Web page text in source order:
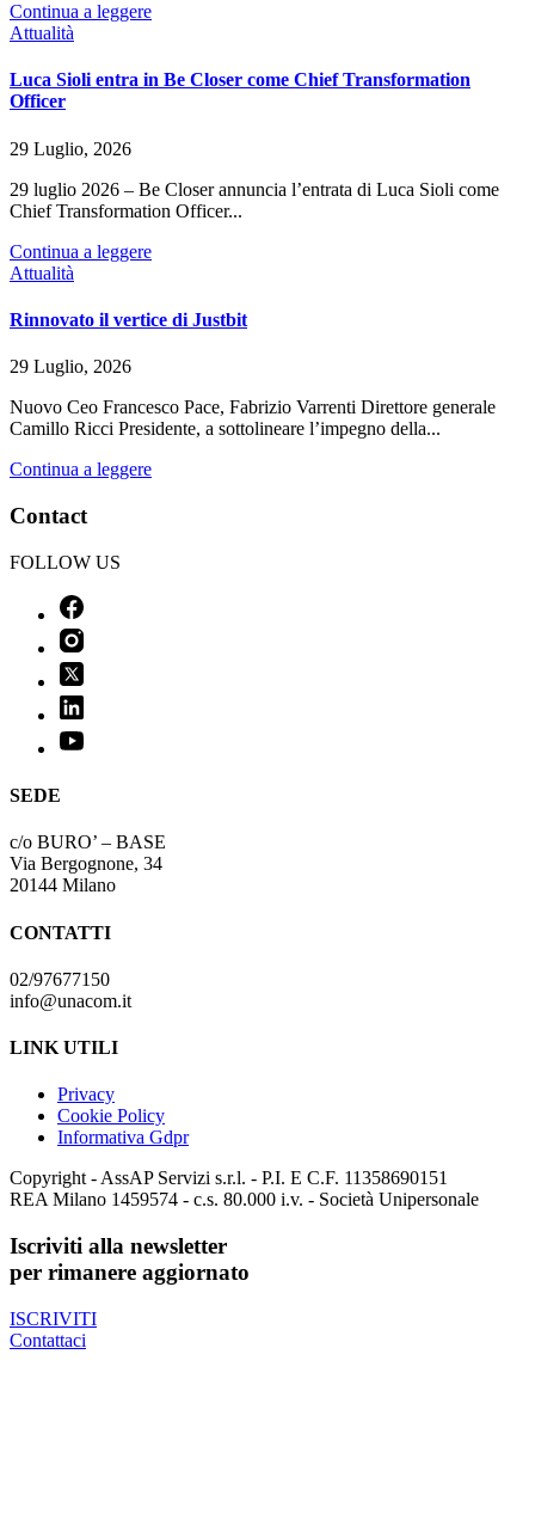
Continua a leggere
Attualità
Luca Sioli entra in Be Closer come Chief Transformation
Officer
29 Luglio, 2026
29 luglio 2026 – Be Closer annuncia l’entrata di Luca Sioli come
Chief Transformation Officer...
Continua a leggere
Attualità
Rinnovato il vertice di Justbit
29 Luglio, 2026
Nuovo Ceo Francesco Pace, Fabrizio Varrenti Direttore generale
Camillo Ricci Presidente, a sottolineare l’impegno della...
Continua a leggere
Contact
FOLLOW US
SEDE
c/o BURO’ – BASE
Via Bergognone, 34
20144 Milano
CONTATTI
02/97677150
info@unacom.it
LINK UTILI
Privacy
Cookie Policy
Informativa Gdpr
Copyright - AssAP Servizi s.r.l. - P.I. E C.F. 11358690151
REA Milano 1459574 - c.s. 80.000 i.v. - Società Unipersonale
Iscriviti alla newsletter
per rimanere aggiornato
ISCRIVITI
Contattaci